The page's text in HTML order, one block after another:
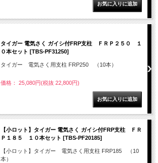
タイガー 電気さく ガイシ付FRP支柱 ＦＲＰ２５０ １
０本セット [TBS-PF31250]
タイガー 電気さく用支柱 FRP250 （10本）
価格： 25,080円(税抜 22,800円)
【小ロット】タイガー 電気さく ガイシ付FRP支柱 ＦＲ
Ｐ１８５ １０本セット [TBS-PF20185]
【小ロット】タイガー 電気さく用支柱 FRP185 （10
本）